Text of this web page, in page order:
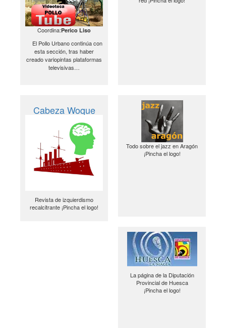
Coordina:Perico Liso
El Pollo Urbano continúa con
esta sección, tras haber
creado variopintas plataformas
televisivas…
Cabeza Woque
Revista de izquierdismo
recalcitrante ¡Pincha el logo!
Todo sobre el jazz en Aragón
¡Pincha el logo!
La página de la Diputación
Provincial de Huesca
¡Pincha el logo!